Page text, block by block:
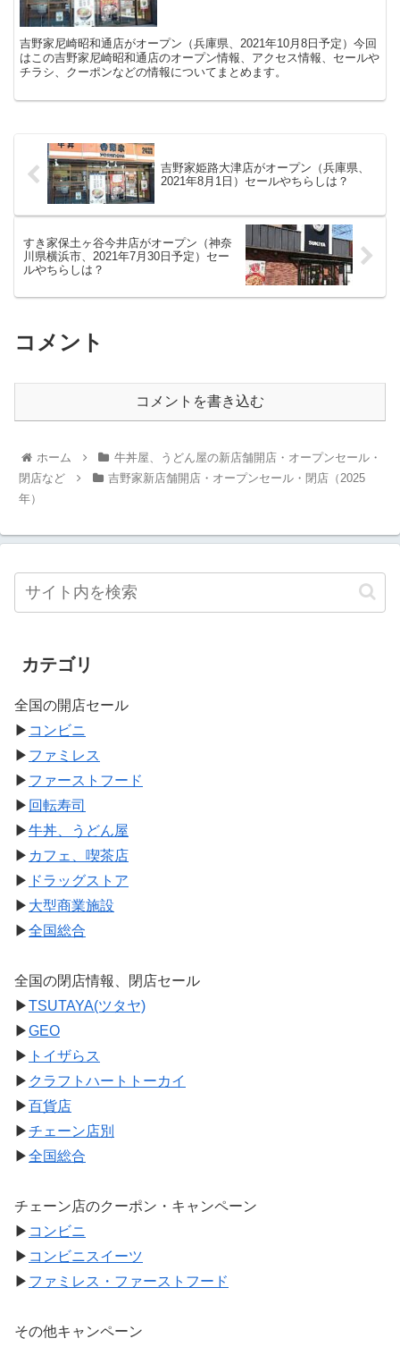
吉野家尼崎昭和通店がオープン（兵庫県、2021年10月8日予定）今回
はこの吉野家尼崎昭和通店のオープン情報、アクセス情報、セールや
チラシ、クーポンなどの情報についてまとめます。
吉野家姫路大津店がオープン（兵庫県、
2021年8月1日）セールやちらしは？
すき家保土ヶ谷今井店がオープン（神奈
川県横浜市、2021年7月30日予定）セー
ルやちらしは？
コメント
コメントを書き込む
ホーム
牛丼屋、うどん屋の新店舗開店・オープンセール・
閉店など
吉野家新店舗開店・オープンセール・閉店（2025
年）
カテゴリ
全国の開店セール
▶ コンビニ
▶ ファミレス
▶ ファーストフード
▶ 回転寿司
▶牛丼、うどん屋
▶ カフェ、喫茶店
▶ ドラッグストア
▶ 大型商業施設
▶全国総合
全国の閉店情報、閉店セール
▶TSUTAYA(ツタヤ)
▶GEO
▶ トイザらス
▶ クラフトハートトーカイ
▶百貨店
▶チェーン店別
▶全国総合
チェーン店のクーポン・キャンペーン
▶ コンビニ
▶ コンビニスイーツ
▶ ファミレス・ファーストフード
その他キャンペーン